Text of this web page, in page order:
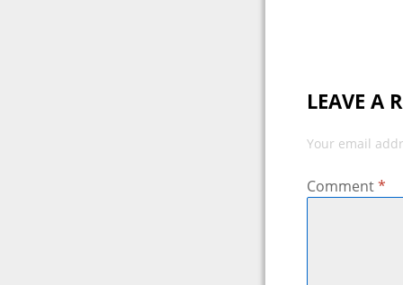
LEAVE A
Your email
Comment*